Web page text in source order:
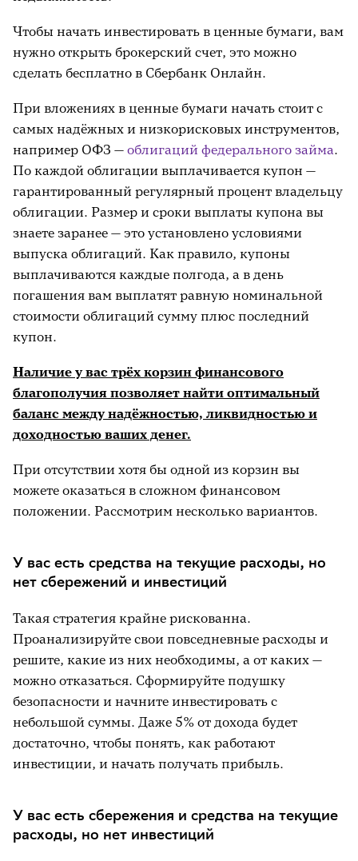
Чтобы начать инвестировать в ценные бумаги, вам
нужно открыть брокерский счет, это можно
сделать бесплатно в Сбербанк Онлайн.
При вложениях в ценные бумаги начать стоит с
самых надёжных и низкорисковых инструментов,
например ОФЗ — облигаций федерального займа.
По каждой облигации выплачивается купон —
гарантированный регулярный процент владельцу
облигации. Размер и сроки выплаты купона вы
знаете заранее — это установлено условиями
выпуска облигаций. Как правило, купоны
выплачиваются каждые полгода, а в день
погашения вам выплатят равную номинальной
стоимости облигаций сумму плюс последний
купон.
Наличие у вас трёх корзин финансового
благополучия позволяет найти оптимальный
баланс между надёжностью, ликвидностью и
доходностью ваших денег.
При отсутствии хотя бы одной из корзин вы
можете оказаться в сложном финансовом
положении. Рассмотрим несколько вариантов.
У вас есть средства на текущие расходы, но
нет сбережений и инвестиций
Такая стратегия крайне рискованна.
Проанализируйте свои повседневные расходы и
решите, какие из них необходимы, а от каких —
можно отказаться. Сформируйте подушку
безопасности и начните инвестировать с
небольшой суммы. Даже 5% от дохода будет
достаточно, чтобы понять, как работают
инвестиции, и начать получать прибыль.
У вас есть сбережения и средства на текущие
расходы, но нет инвестиций